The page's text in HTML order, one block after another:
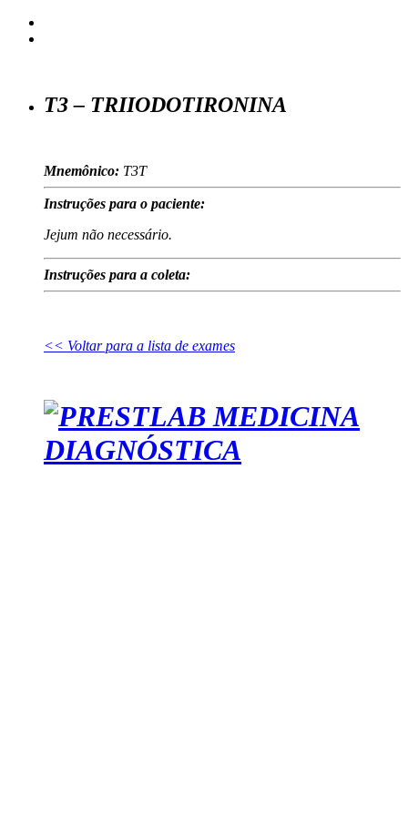
T3 – TRIIODOTIRONINA
Mnemônico: T3T
Instruções para o paciente:
Jejum não necessário.
Instruções para a coleta:
<< Voltar para a lista de exames